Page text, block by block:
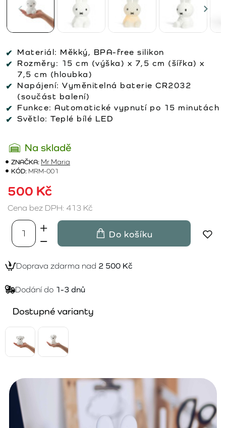
Materiál: Měkký, BPA-free silikon
Rozměry: 15 cm (výška) x 7,5 cm (šířka) x
7,5 cm (hloubka)
Napájení: Vyměnitelná baterie CR2032
(součást balení)
Funkce: Automatické vypnutí po 15 minutách
Světlo: Teplé bílé LED
Na skladě
ZNAČKA: Mr Maria
KÓD: MRM-001
500 Kč
Cena bez DPH: 413 Kč
Do košíku
Doprava zdarma nad 2 500 Kč
Dodání do 1-3 dnů
Dostupné varianty